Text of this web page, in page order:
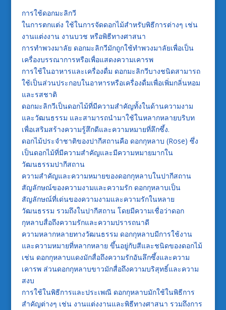
การใช้ดอกมะลิกวี
ในการตกแต่ง ใช้ในการจัดดอกไม้สำหรับพิธีการต่างๆ เช่น
งานแต่งงาน งานบวช หรือพิธีทางศาสนา
การทำพวงมาลัย ดอกมะลิกวีมักถูกใช้ทำพวงมาลัยเพื่อเป็น
เครื่องบรรณาการหรือเพื่อแสดงความเคารพ
การใช้ในอาหารและเครื่องดื่ม ดอกมะลิกวีบางชนิดสามารถ
ใช้เป็นส่วนประกอบในอาหารหรือเครื่องดื่มเพื่อเพิ่มกลิ่นหอม
และรสชาติ
ดอกมะลิกวีเป็นดอกไม้ที่มีความสำคัญทั้งในด้านความงาม
และวัฒนธรรม และสามารถนำมาใช้ในหลากหลายบริบท
เพื่อเสริมสร้างความรู้สึกดีและความหมายที่ลึกซึ้ง.
ดอกไม้ประจำชาติของปากีสถานคือ ดอกกุหลาบ (Rose) ซึ่ง
เป็นดอกไม้ที่มีความสำคัญและมีความหมายมากใน
วัฒนธรรมปากีสถาน
ความสำคัญและความหมายของดอกกุหลาบในปากีสถาน
สัญลักษณ์ของความงามและความรัก ดอกกุหลาบเป็น
สัญลักษณ์ที่เด่นของความงามและความรักในหลาย
วัฒนธรรม รวมถึงในปากีสถาน โดยมีความเชื่อว่าดอก
กุหลาบสื่อถึงความรักและความปรารถนาดี
ความหลากหลายทางวัฒนธรรม ดอกกุหลาบมีการใช้งาน
และความหมายที่หลากหลาย ขึ้นอยู่กับสีและชนิดของดอกไม้
เช่น ดอกกุหลาบแดงมักสื่อถึงความรักอันลึกซึ้งและความ
เคารพ ส่วนดอกกุหลาบขาวมักสื่อถึงความบริสุทธิ์และความ
สงบ
การใช้ในพิธีการและประเพณี ดอกกุหลาบมักใช้ในพิธีการ
สำคัญต่างๆ เช่น งานแต่งงานและพิธีทางศาสนา รวมถึงการ